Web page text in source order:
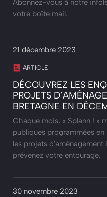
Abonnez-vous à notre
votre boîte mail.
21 décembre 2023
ARTICLE
DÉCOUVREZ LES
PROJETS
BRETAGNE EN
Chaque mois, « Splann ! »
publiques programmées
les projets
prévenez votre entourage.
30 novembre 2023